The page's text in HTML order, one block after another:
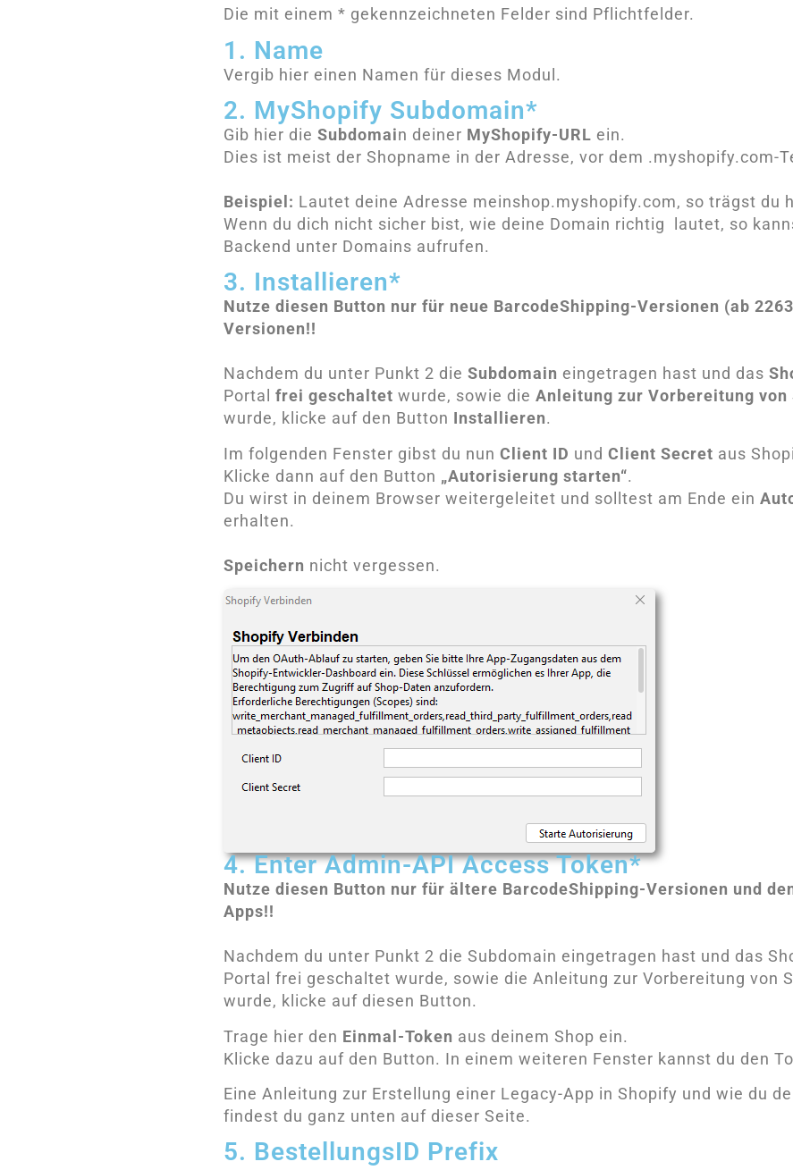
Die mit einem * gekennzeichneten Felder sind Pflichtfelder.
1. Name
Vergib hier einen Namen für dieses Modul.
2. MyShopify Subdomain*
Gib hier die Subdomain deiner MyShopify-URL ein.
Dies ist meist der Shopname in der Adresse, vor dem .myshopify.com-
Beispiel: Lautet deine Adresse meinshop.myshopify.com, so trägst du
Wenn du dich nicht sicher bist, wie deine Domain richtig lautet, so
Backend unter Domains aufrufen.
3. Installieren*
Nutze diesen Button nur für neue BarcodeShipping-Versionen (ab
Versionen!!
Nachdem du unter Punkt 2 die Subdomain eingetragen hast und das
Portal frei geschaltet wurde, sowie die Anleitung zur Vorbereitung von
wurde, klicke auf den Button Installieren.
Im folgenden Fenster gibst du nun Client ID und Client Secret aus
Klicke dann auf den Button „Autorisierung starten“.
Du wirst in deinem Browser weitergeleitet und solltest am Ende ein
erhalten.
Speichern nicht vergessen.
4. Enter Admin-API Access Token*
Nutze diesen Button nur für ältere BarcodeShipping-Versionen und
Apps!!
Nachdem du unter Punkt 2 die Subdomain eingetragen hast und das
Portal frei geschaltet wurde, sowie die Anleitung zur Vorbereitung von
wurde, klicke auf diesen Button.
Trage hier den Einmal-Token aus deinem Shop ein.
Klicke dazu auf den Button. In einem weiteren Fenster kannst du den
Eine Anleitung zur Erstellung einer Legacy-App in Shopify und wie du
findest du ganz unten auf dieser Seite.
5. BestellungsID Prefix